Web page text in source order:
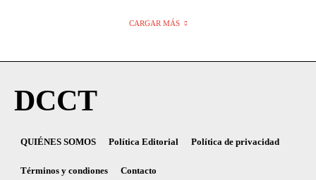
CARGAR MÁS
DCCT
QUIÉNES SOMOS Política Editorial Política de privacidad
Términos y condiones Contacto